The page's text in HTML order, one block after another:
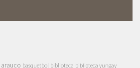
arauco basquetbol biblioteca biblioteca yungay